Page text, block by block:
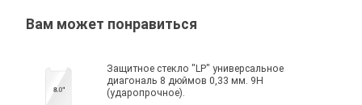
Вам может понравиться
Защитное стекло "LP" универсальное
диагональ 8 дюймов 0,33 мм. 9H
(ударопрочное).